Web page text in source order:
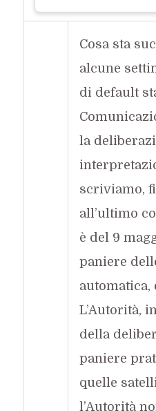
Cosa sta
alcune
di default
la
scriviamo,
all’ultimo
è del 9
paniere
L’Autorità,
della
paniere
quelle
l’Autorità